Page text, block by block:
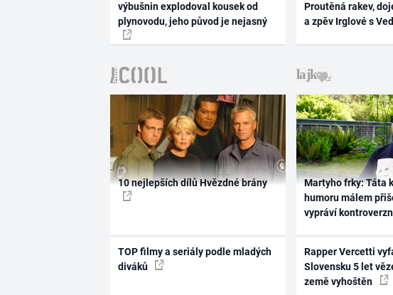
výbušnin explodoval kousek od
plynovodu, jeho původ je nejasný
Proutěná rakev,
a zpěv Irglové s
10 nejlepších dílů Hvězdné brány
TOP filmy a seriály podle mladých
diváků
Martyho frky: Táta
humoru málem
vypráví
Rapper Vercetti
Slovensku 5 let
země vyhoštěn